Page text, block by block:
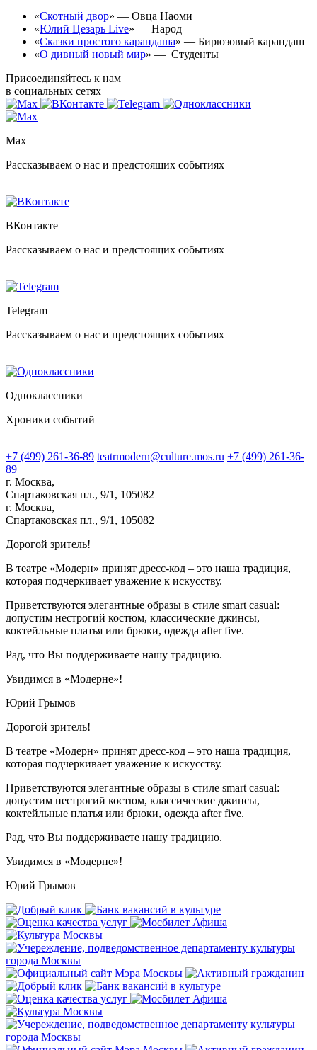
«Скотный двор» — Овца Наоми
«Юлий Цезарь Live» — Народ
«Сказки простого карандаша» — Бирюзовый карандаш
«О дивный новый мир» — Студенты
Присоединяйтесь к нам
в социальных сетях
Max
Рассказываем о нас и предстоящих событиях
ВКонтакте
Рассказываем о нас и предстоящих событиях
Telegram
Рассказываем о нас и предстоящих событиях
Одноклассники
Хроники событий
+7 (499) 261-36-89 teatrmodern@culture.mos.ru +7 (499) 261-36-
89
г. Москва,
Спартаковская пл., 9/1, 105082
г. Москва,
Спартаковская пл., 9/1, 105082
Дорогой зритель!
В театре «Модерн» принят дресс-код – это наша традиция,
которая подчеркивает уважение к искусству.
Приветствуются элегантные образы в стиле smart casual:
допустим нестрогий костюм, классические джинсы,
коктейльные платья или брюки, одежда after five.
Рад, что Вы поддерживаете нашу традицию.
Увидимся в «Модерне»!
Юрий Грымов
Дорогой зритель!
В театре «Модерн» принят дресс-код – это наша традиция,
которая подчеркивает уважение к искусству.
Приветствуются элегантные образы в стиле smart casual:
допустим нестрогий костюм, классические джинсы,
коктейльные платья или брюки, одежда after five.
Рад, что Вы поддерживаете нашу традицию.
Увидимся в «Модерне»!
Юрий Грымов